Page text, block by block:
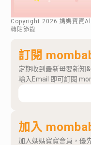
Copyright 2026 .媽媽寶寶
轉貼節錄
訂閱
定期收到最新母嬰新知
輸入Email 即可訂閱
加入
加入媽媽寶寶會員，優